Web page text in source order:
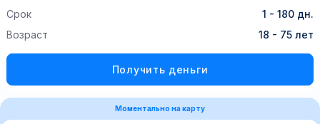
Срок
1 - 180 дн.
Возраст
18 - 75 лет
Получить деньги
Моментально на карту